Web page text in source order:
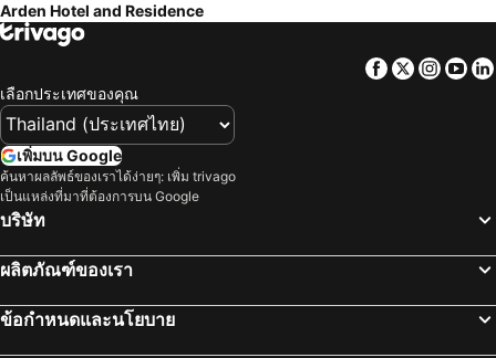
Arden Hotel and Residence
Facebook
Twitter
เลือกประเทศของคุณ
เพิ่มบน Google
ค้นหาผลลัพธ์ของเราได้ง่ายๆ: เพิ่ม trivago
เป็นแหล่งที่มาที่ต้องการบน Google
บริษัท
ผลิตภัณฑ์ของเรา
ข้อกำหนดและนโยบาย